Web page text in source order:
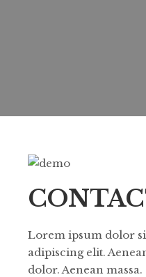
Lorem ipsum dolor
adipiscing elit.
dolor. Aenean